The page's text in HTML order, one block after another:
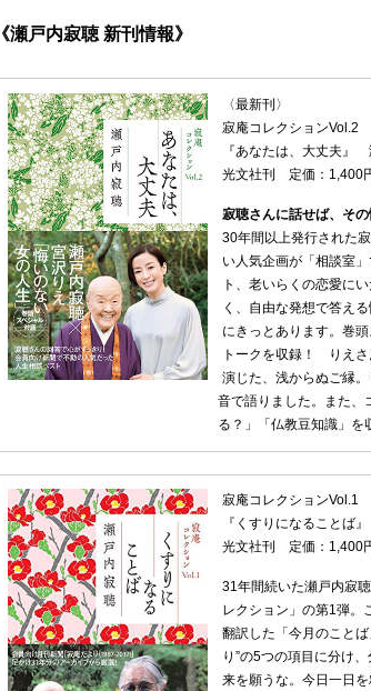
《瀬戸内寂聴 新刊情報》
〈最新刊〉
寂庵コレクションVol.2
『あなたは、大丈夫』
光文社刊 定価：1,400
寂聴さんに話せば、そ
30年間以上発行された
い人気企画が「相談室
ト、老いらくの恋愛に
く、自由な発想で答え
にきっとあります。巻
トークを収録！ りえさ
演じた、浅からぬご縁
音で語りました。また、
る？」「仏教豆知識」を
寂庵コレクションVol.1
『くすりになることば
光文社刊 定価：1,400
31年間続いた瀬戸内寂
レクション」の第1弾。
翻訳した「今月のこと
り”の5つの項目に分け
来を願うな。今日一日